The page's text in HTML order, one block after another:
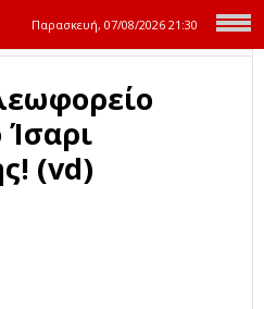
Παρασκευή, 07/08/2026 21:30
(vd)